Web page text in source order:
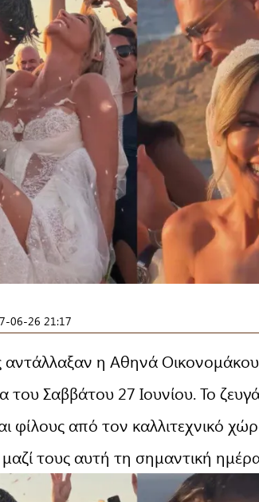
06-26 21:17
αντάλλαξαν η Αθηνά
Σαββάτου 27 Ιουνίου. Το
από τον καλλιτεχνικό
τους αυτή τη σημαντική